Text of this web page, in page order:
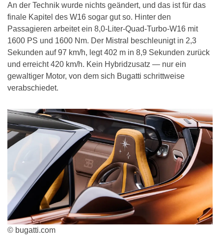
An der Technik wurde nichts geändert, und das ist für das
finale Kapitel des W16 sogar gut so. Hinter den
Passagieren arbeitet ein 8,0-Liter-Quad-Turbo-W16 mit
1600 PS und 1600 Nm. Der Mistral beschleunigt in 2,3
Sekunden auf 97 km/h, legt 402 m in 8,9 Sekunden zurück
und erreicht 420 km/h. Kein Hybridzusatz — nur ein
gewaltiger Motor, von dem sich Bugatti schrittweise
verabschiedet.
© bugatti.com